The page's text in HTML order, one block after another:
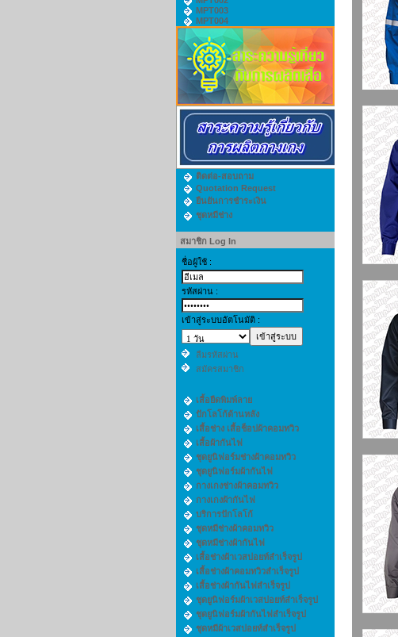
MPT003
MPT004
ติดต่อ-สอบถาม
Quotation Request
ยืนยันการชำระเงิน
ชุดหมีช่าง
สมาชิก Log In
ชื่อผู้ใช้ :
รหัสผ่าน :
เข้าสู่ระบบอัตโนมัติ :
ลืมรหัสผ่าน
สมัครสมาชิก
เสื้อยืดพิมพ์ลาย
ปักโลโก้ด้านหลัง
เสื้อช่าง เสื้อช็อปผ้าคอมทวิว
เสื้อผ้ากันไฟ
ชุดยูนิฟอร์มช่างผ้าคอมทวิว
ชุดยูนิฟอร์มผ้ากันไฟ
กางเกงช่างผ้าคอมทวิว
กางเกงผ้ากันไฟ
บริการปักโลโก้
ชุดหมีช่างผ้าคอมทวิว
ชุดหมีช่างผ้ากันไฟ
เสื้อช่างผ้าเวสปอยท์สำเร็จรูป
เสื้อช่างผ้าคอมทวิวสำเร็จรูป
เสื้อช่างผ้ากันไฟสำเร็จรูป
ชุดยูนิฟอร์มผ้าเวสปอยท์สำเร็จรูป
ชุดยูนิฟอร์มผ้ากันไฟสำเร็จรูป
ชุดหมีผ้าเวสปอยท์สำเร็จรูป